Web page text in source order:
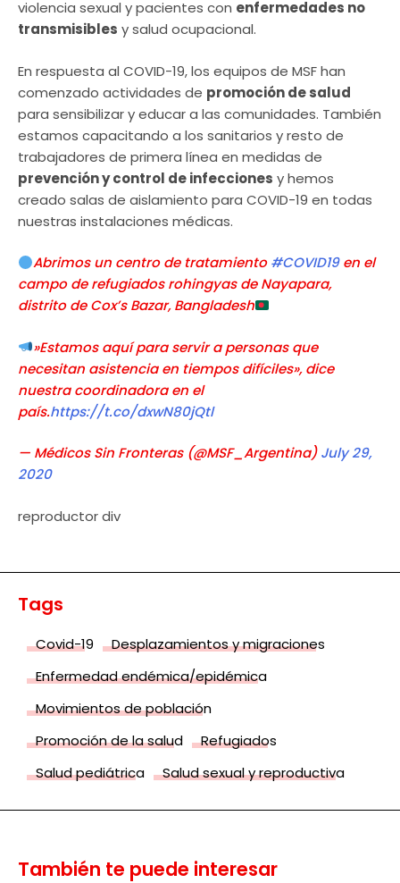
violencia sexual y pacientes con enfermedades no
transmisibles y salud ocupacional.
En respuesta al COVID-19, los equipos de MSF han
comenzado actividades de promoción de salud
para sensibilizar y educar a las comunidades. También
estamos capacitando a los sanitarios y resto de
trabajadores de primera línea en medidas de
prevención y control de infecciones y hemos
creado salas de aislamiento para COVID-19 en todas
nuestras instalaciones médicas.
Abrimos un centro de tratamiento#COVID19en el
campo de refugiados rohingyas de Nayapara,
distrito de Cox’s Bazar, Bangladesh
»Estamos aquí para servir a personas que
necesitan asistencia en tiempos difíciles», dice
nuestra coordinadora en el
país.https://t.co/dxwN80jQtl
— Médicos Sin Fronteras (@MSF_Argentina)July 29,
2020
reproductor div
Tags
Covid-19
Desplazamientos y migraciones
Enfermedad endémica/epidémica
Movimientos de población
Promoción de la salud
Refugiados
Salud pediátrica
Salud sexual y reproductiva
También te puede interesar